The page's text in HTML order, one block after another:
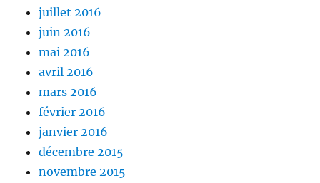
juillet 2016
juin 2016
mai 2016
avril 2016
mars 2016
février 2016
janvier 2016
décembre 2015
novembre 2015